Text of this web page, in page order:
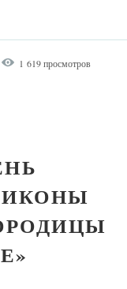
1 619 просмотров
ИКОНЫ